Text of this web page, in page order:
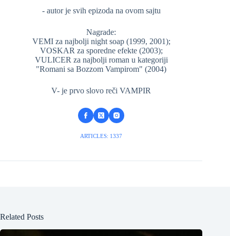
- autor je svih epizoda na ovom sajtu
Nagrade:
VEMI za najbolji night soap (1999, 2001);
VOSKAR za sporedne efekte (2003);
VULICER za najbolji roman u kategoriji
"Romani sa Bozzom Vampirom" (2004)
V- je prvo slovo reči VAMPIR
ARTICLES: 1337
Related Posts